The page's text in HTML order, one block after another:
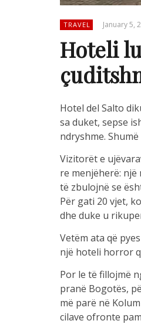
TRAVEL January 5,
Hoteli
Hotel del Salto
sa duket, sepse
ndryshme.
Vizitorët e
re menjëherë:
të zbulojnë se
Për gati 20 vjet,
dhe duke u
Vetëm ata që
një hoteli horror
Por le të fillojmë
pranë Bogotës,
më parë në
cilave ofronte